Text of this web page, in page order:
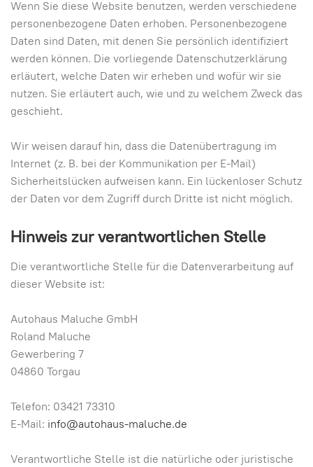
Wenn Sie diese Website benutzen, werden verschiedene
personenbezogene Daten erhoben. Personenbezogene
Daten sind Daten, mit denen Sie persönlich identifiziert
werden können. Die vorliegende Datenschutzerklärung
erläutert, welche Daten wir erheben und wofür wir sie
nutzen. Sie erläutert auch, wie und zu welchem Zweck das
geschieht.
Wir weisen darauf hin, dass die Datenübertragung im
Internet (z. B. bei der Kommunikation per E-Mail)
Sicherheitslücken aufweisen kann. Ein lückenloser Schutz
der Daten vor dem Zugriff durch Dritte ist nicht möglich.
Hinweis zur verantwortlichen Stelle
Die verantwortliche Stelle für die Datenverarbeitung auf
dieser Website ist:
Autohaus Maluche GmbH
Roland Maluche
Gewerbering 7
04860 Torgau
Telefon: 03421 73310
E-Mail: info@autohaus-maluche.de
Verantwortliche Stelle ist die natürliche oder juristische